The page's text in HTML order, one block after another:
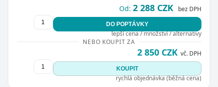
Od: 2 288 CZK bez DPH
DO POPTÁVKY
lepší cena / množství / alternativy
NEBO KOUPIT ZA
2 850 CZK vč. DPH
KOUPIT
rychlá objednávka (běžná cena)